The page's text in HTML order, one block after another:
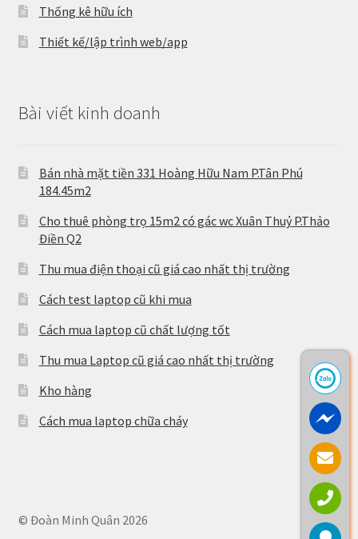
Thống kê hữu ích
Thiết kế/lập trình web/app
Bài viết kinh doanh
Bán nhà mặt tiền 331 Hoàng Hữu Nam P.Tân Phú
184.45m2
Cho thuê phòng trọ 15m2 có gác wc Xuân Thuỷ P.Thảo
Điền Q2
Thu mua điện thoại cũ giá cao nhất thị trường
Cách test laptop cũ khi mua
Cách mua laptop cũ chất lượng tốt
Thu mua Laptop cũ giá cao nhất thị trường
Kho hàng
Cách mua laptop chữa cháy
© Đoàn Minh Quân 2026